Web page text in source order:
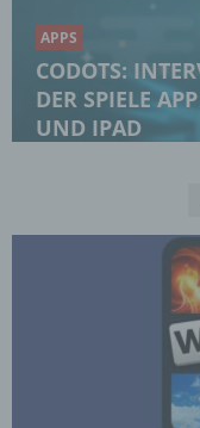
APPS
CODOTS:
DER SPIELE
UND IPAD